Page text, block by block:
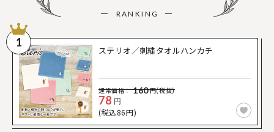
RANKING
1
ステリオ／刺繍タオルハンカチ
通常価格： 160円(税抜)
78 円
(税込86円)